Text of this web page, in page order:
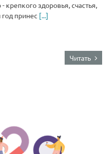
крепкого здоровья, счастья,
принес [...]
Читать